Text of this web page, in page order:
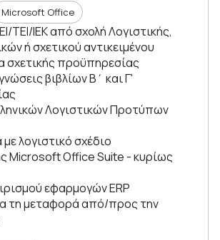
Microsoft Office
ΤΕΙ/ΙΕΚ από σχολή Λογιστικής,
ή σχετικού αντικειμένου
σχετικής προϋπηρεσίας
βιβλίων Β΄ και Γ'
Λογιστικών Προτύπων
λογιστικό σχέδιο
Microsoft Office Suite - κυρίως
εφαρμογών ERP
τη μεταφορά από/προς την